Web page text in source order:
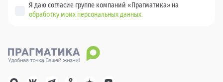
Я даю согласие группе компаний «Прагматика» на
обработку моих персональных данных.